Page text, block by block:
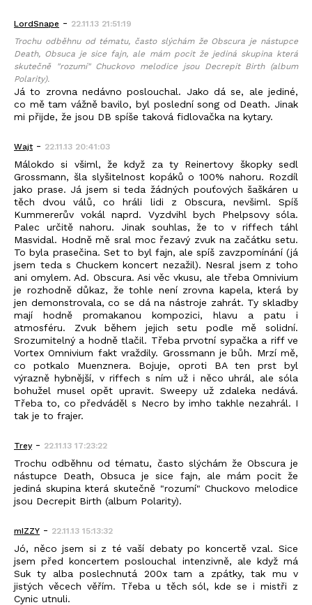
LordSnape - 22.11.13 21:51:19
Trochu odběhnu od tématu, často slýchám že Obscura je nástupce
Death, Obsuca je sice fajn, ale mám pocit že jediná skupina která
skutečně "rozumí" Chuckovo melodice jsou Decrepit Birth (album
Polarity).
Já to zrovna nedávno poslouchal. Jako dá se, ale jediné,
co mě tam vážně bavilo, byl poslední song od Death. Jinak
mi přijde, že jsou DB spíše taková fidlovačka na kytary.
Wajt- 22.11.13 20:41:03
Málokdo si všiml, že když za ty Reinertovy škopky sedl
Grossmann, šla slyšitelnost kopáků o 100% nahoru. Rozdíl
jako prase. Já jsem si teda žádných pouťových šaškáren u
těch dvou válů, co hráli lidi z Obscura, nevšiml. Spíš
Kummererův vokál naprd. Vyzdvihl bych Phelpsovy sóla.
Palec určitě nahoru. Jinak souhlas, že to v riffech táhl
Masvidal. Hodně mě sral moc řezavý zvuk na začátku setu.
To byla prasečina. Set to byl fajn, ale spíš zavzpomínání (já
jsem teda s Chuckem koncert nezažil). Nesral jsem z toho
ani omylem. Ad. Obscura. Asi věc vkusu, ale třeba Omnivium
je rozhodně důkaz, že tohle není zrovna kapela, která by
jen demonstrovala, co se dá na nástroje zahrát. Ty skladby
mají hodně promakanou kompozici, hlavu a patu i
atmosféru. Zvuk během jejich setu podle mě solidní.
Srozumitelný a hodně tlačil. Třeba prvotní sypačka a riff ve
Vortex Omnivium fakt vraždily. Grossmann je bůh. Mrzí mě,
co potkalo Muenznera. Bojuje, oproti BA ten prst byl
výrazně hybnější, v riffech s ním už i něco uhrál, ale sóla
bohužel musel opět upravit. Sweepy už zdaleka nedává.
Třeba to, co předváděl s Necro by imho takhle nezahrál. I
tak je to frajer.
Trey - 22.11.13 17:23:22
Trochu odběhnu od tématu, často slýchám že Obscura je
nástupce Death, Obsuca je sice fajn, ale mám pocit že
jediná skupina která skutečně "rozumí" Chuckovo melodice
jsou Decrepit Birth (album Polarity).
mIZZY - 22.11.13 15:13:32
Jó, něco jsem si z té vaší debaty po koncertě vzal. Sice
jsem před koncertem poslouchal intenzivně, ale když má
Suk ty alba poslechnutá 200x tam a zpátky, tak mu v
jistých věcech věřím. Třeba u těch sól, kde se i mistři z
Cynic utnuli.